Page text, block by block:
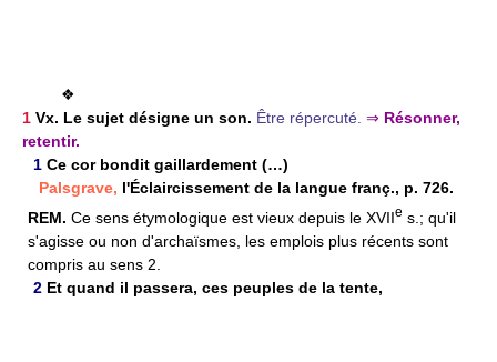
❖
1 Vx. Le sujet désigne un son. Être répercuté. ⇒ Résonner,
retentir.
1 Ce cor bondit gaillardement (…)
Palsgrave, l'Éclaircissement de la langue franç., p. 726.
REM. Ce sens étymologique est vieux depuis le XVIIe s.; qu'il
s'agisse ou non d'archaïsmes, les emplois plus récents sont
compris au sens 2.
2 Et quand il passera, ces peuples de la tente,